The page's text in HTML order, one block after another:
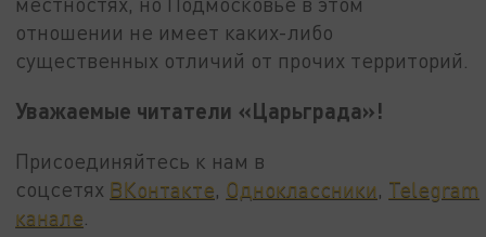
отношении не имеет каких-либо
существенных отличий от прочих территорий.
Уважаемые читатели «Царьграда»!
Присоединяйтесь к нам в
соцсетях ВКонтакте, Одноклассники, Telegram
канале